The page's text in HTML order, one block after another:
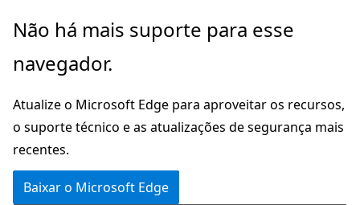
Pular
o
principal
Não há mais suporte para esse
navegador.
Atualize o Microsoft Edge para aproveitar os recursos,
o suporte técnico e as atualizações de segurança mais
recentes.
Baixar o Microsoft Edge